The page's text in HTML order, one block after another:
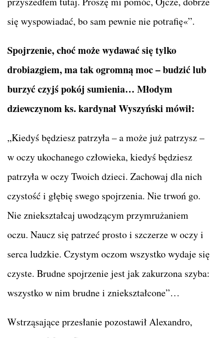
się wyspowiadać, bo sam pewnie nie potrafię«”.
Spojrzenie, choć może wydawać się tylko
drobiazgiem, ma tak ogromną moc – budzić lub
burzyć czyjś pokój sumienia… Młodym
dziewczynom ks. kardynał Wyszyński mówił:
„Kiedyś będziesz patrzyła – a może już patrzysz –
w oczy ukochanego człowieka, kiedyś będziesz
patrzyła w oczy Twoich dzieci. Zachowaj dla nich
czystość i głębię swego spojrzenia. Nie trwoń go.
Nie zniekształcaj uwodzącym przymrużaniem
oczu. Naucz się patrzeć prosto i szczerze w oczy i
serca ludzkie. Czystym oczom wszystko wydaje się
czyste. Brudne spojrzenie jest jak zakurzona szyba:
wszystko w nim brudne i zniekształcone”…
Wstrząsające przesłanie pozostawił Alexandro,